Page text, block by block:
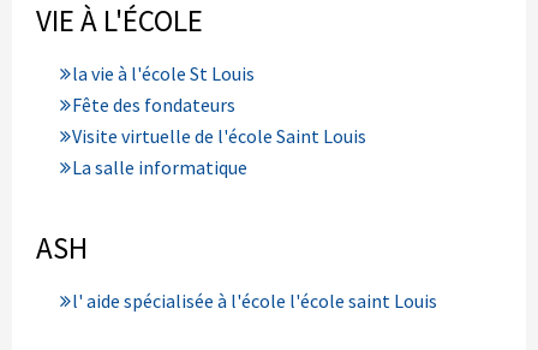
VIE À L'ÉCOLE
la vie à l'école St Louis
Fête des fondateurs
Visite virtuelle de l'école Saint Louis
La salle informatique
ASH
l' aide spécialisée à l'école l'école saint Louis